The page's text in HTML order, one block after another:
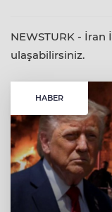
NEWSTURK - İran
ulaşabilirsiniz.
HABER